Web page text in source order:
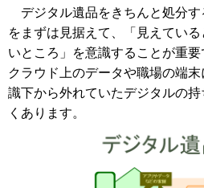
デジタル遺品をきちんと処分
をまずは見据えて、「見えてい
いところ」を意識することが重要
クラウド上のデータや職場の端
識下から外れていたデジタルの
くあります。